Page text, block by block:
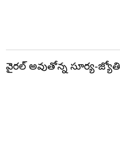
వైరల్ అవుతోన్న సూర్య-